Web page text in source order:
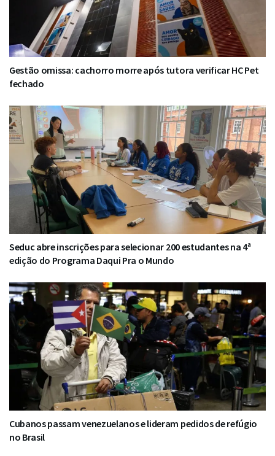
Gestão omissa: cachorro morre após tutora verificar HC Pet
fechado
Seduc abre inscrições para selecionar 200 estudantes na 4ª
edição do Programa Daqui Pra o Mundo
Cubanos passam venezuelanos e lideram pedidos de refúgio
no Brasil